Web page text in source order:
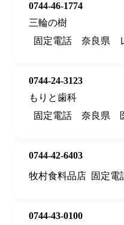
0744-46-1774
三輪の樹
固定電話
奈良県
0744-24-3123
もりと歯科
固定電話
奈良県
0744-42-6403
牧村食料品店 固定電
0744-43-0100